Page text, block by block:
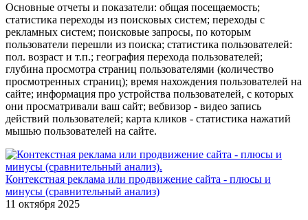
Основные отчеты и показатели: общая посещаемость;
статистика переходы из поисковых систем; переходы с
рекламных систем; поисковые запросы, по которым
пользователи перешли из поиска; статистика пользователей:
пол. возраст и т.п.; география перехода пользователей;
глубина просмотра страниц пользователями (количество
просмотренных страниц); время нахождения пользователей на
сайте; информация про устройства пользователей, с которых
они просматривали ваш сайт; вебвизор - видео запись
действий пользователей; карта кликов - статистика нажатий
мышью пользователей на сайте.
Контекстная реклама или продвижение сайта - плюсы и
минусы (сравнительный анализ)
11 октября 2025